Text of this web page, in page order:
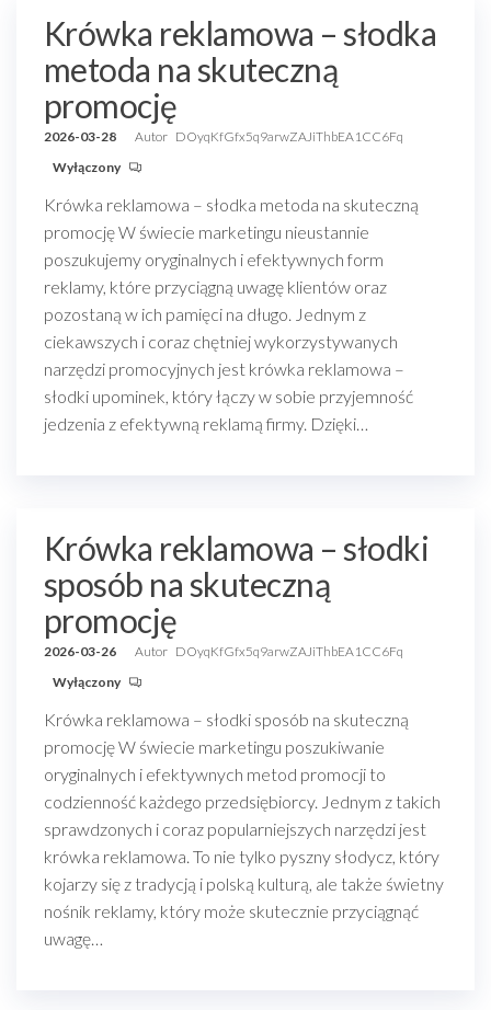
Krówka reklamowa – słodka
metoda na skuteczną
promocję
2026-03-28 Autor DOyqKfGfx5q9arwZAJiThbEA1CC6Fq
Wyłączony
Krówka reklamowa – słodka metoda na skuteczną
promocję W świecie marketingu nieustannie
poszukujemy oryginalnych i efektywnych form
reklamy, które przyciągną uwagę klientów oraz
pozostaną w ich pamięci na długo. Jednym z
ciekawszych i coraz chętniej wykorzystywanych
narzędzi promocyjnych jest krówka reklamowa –
słodki upominek, który łączy w sobie przyjemność
jedzenia z efektywną reklamą firmy. Dzięki…
Krówka reklamowa – słodki
sposób na skuteczną
promocję
2026-03-26 Autor DOyqKfGfx5q9arwZAJiThbEA1CC6Fq
Wyłączony
Krówka reklamowa – słodki sposób na skuteczną
promocję W świecie marketingu poszukiwanie
oryginalnych i efektywnych metod promocji to
codzienność każdego przedsiębiorcy. Jednym z takich
sprawdzonych i coraz popularniejszych narzędzi jest
krówka reklamowa. To nie tylko pyszny słodycz, który
kojarzy się z tradycją i polską kulturą, ale także świetny
nośnik reklamy, który może skutecznie przyciągnąć
uwagę…